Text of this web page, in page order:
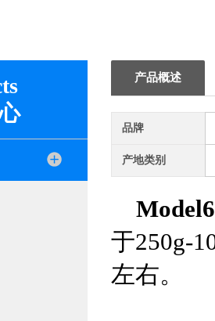
产品概述
品牌
产地类别
于250g-
左右。